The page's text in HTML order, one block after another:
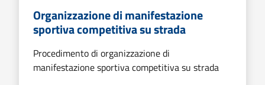
Organizzazione di manifestazione
sportiva competitiva su strada
Procedimento di organizzazione di
manifestazione sportiva competitiva su strada